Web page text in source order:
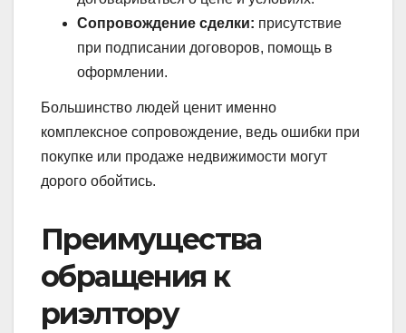
Сопровождение сделки: присутствие
при подписании договоров, помощь в
оформлении.
Большинство людей ценит именно
комплексное сопровождение, ведь ошибки при
покупке или продаже недвижимости могут
дорого обойтись.
Преимущества
обращения к
риэлтору